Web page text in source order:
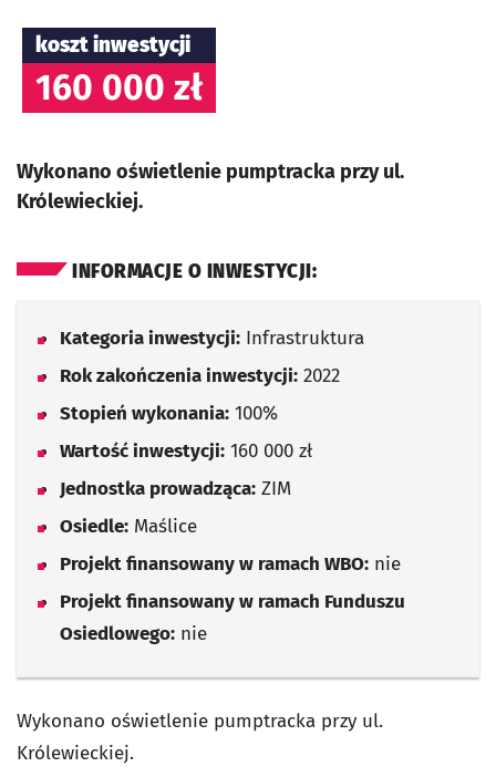
koszt inwestycji
160 000 zł
Wykonano oświetlenie pumptracka przy ul.
Królewieckiej.
INFORMACJE O INWESTYCJI:
Kategoria inwestycji: Infrastruktura
Rok zakończenia inwestycji: 2022
Stopień wykonania: 100%
Wartość inwestycji: 160 000 zł
Jednostka prowadząca: ZIM
Osiedle: Maślice
Projekt finansowany w ramach WBO: nie
Projekt finansowany w ramach Funduszu
Osiedlowego: nie
Wykonano oświetlenie pumptracka przy ul.
Królewieckiej.